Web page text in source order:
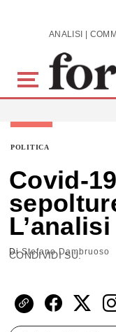
Skip to main content
POLITICA
Covid-
DiStefano Dambruoso
CONDIVIDI SU: